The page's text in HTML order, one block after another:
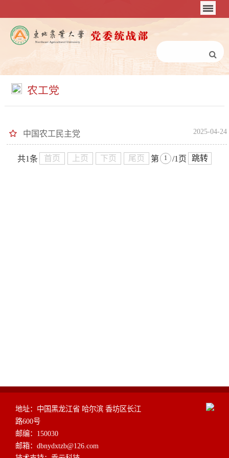
农工党
中国农工民主党 2025-04-24
共1条 首页 上页 下页 尾页 第 /1页 跳转
地址：中国黑龙江省 哈尔滨 香坊区长江
路600号
邮编：150030
邮箱：dbnydxtzb@126.com